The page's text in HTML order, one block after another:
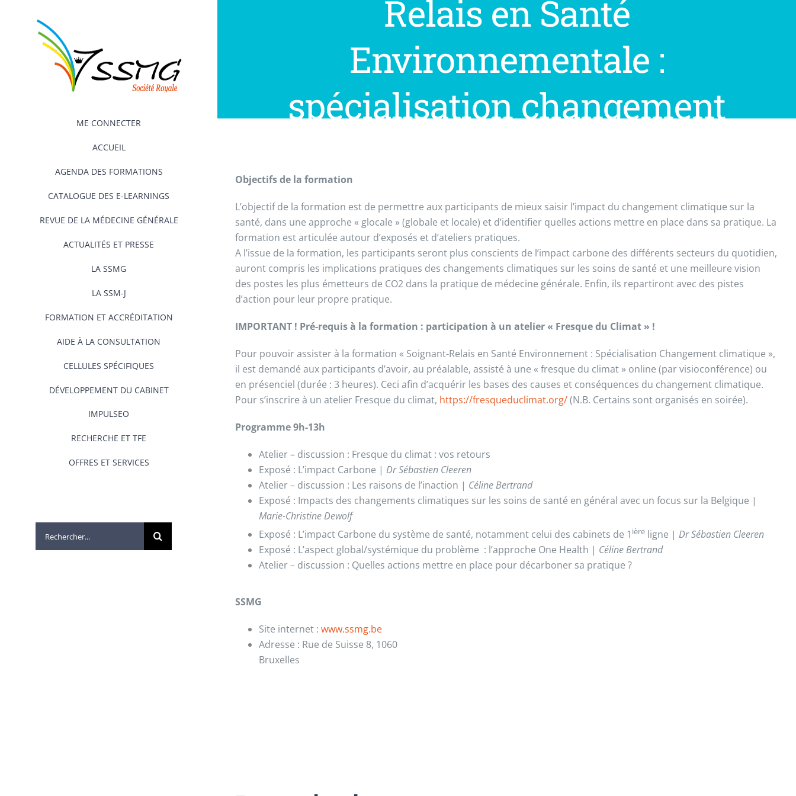
ME CONNECTER
ACCUEIL
AGENDA DES FORMATIONS
CATALOGUE DES E-LEARNINGS
REVUE DE LA MÉDECINE GÉNÉRALE
ACTUALITÉS ET PRESSE
LA SSMG
LA SSM-J
FORMATION ET ACCRÉDITATION
AIDE À LA CONSULTATION
CELLULES SPÉCIFIQUES
DÉVELOPPEMENT DU CABINET
IMPULSEO
RECHERCHE ET TFE
OFFRES ET SERVICES
Relais en Santé
Environnementale :
spécialisation changement
Objectifs de la formation
L’objectif de la formation est de permettre aux participants de mieux saisir l’impact du changement climatique sur la
santé, dans une approche « glocale » (globale et locale) et d’identifier quelles actions mettre en place dans sa pratique. La
formation est articulée autour d’exposés et d’ateliers pratiques.
A l’issue de la formation, les participants seront plus conscients de l’impact carbone des différents secteurs du quotidien,
auront compris les implications pratiques des changements climatiques sur les soins de santé et une meilleure vision
des postes les plus émetteurs de CO2 dans la pratique de médecine générale. Enfin, ils repartiront avec des pistes
d’action pour leur propre pratique.
IMPORTANT ! Pré-requis à la formation : participation à un atelier « Fresque du Climat » !
Pour pouvoir assister à la formation « Soignant-Relais en Santé Environnement : Spécialisation Changement climatique »,
il est demandé aux participants d’avoir, au préalable, assisté à une « fresque du climat » online (par visioconférence) ou
en présenciel (durée : 3 heures). Ceci afin d’acquérir les bases des causes et conséquences du changement climatique.
Pour s’inscrire à un atelier Fresque du climat, https://fresqueduclimat.org/(N.B. Certains sont organisés en soirée).
Programme 9h-13h
Atelier – discussion : Fresque du climat : vos retours
Exposé : L’impact Carbone | Dr Sébastien Cleeren
Atelier – discussion : Les raisons de l’inaction | Céline Bertrand
Exposé : Impacts des changements climatiques sur les soins de santé en général avec un focus sur la Belgique |
Marie-Christine Dewolf
Exposé : L’impact Carbone du système de santé, notamment celui des cabinets de 1 ièreligne | Dr Sébastien Cleeren
Exposé : L’aspect global/systémique du problème : l’approche One Health | Céline Bertrand
Atelier – discussion : Quelles actions mettre en place pour décarboner sa pratique ?
SSMG
Site internet : www.ssmg.be
Adresse : Rue de Suisse 8, 1060
Bruxelles